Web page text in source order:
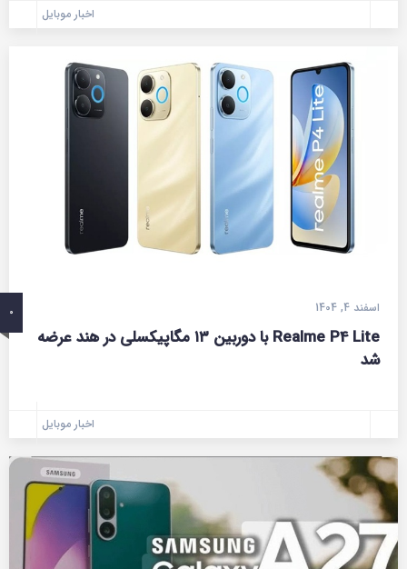
اخبار موبایل
0 اسفند 4, 1404
Realme P4 Lite با دوربین ۱۳ مگاپیکسلی در هند عرضه
شد
اخبار موبایل